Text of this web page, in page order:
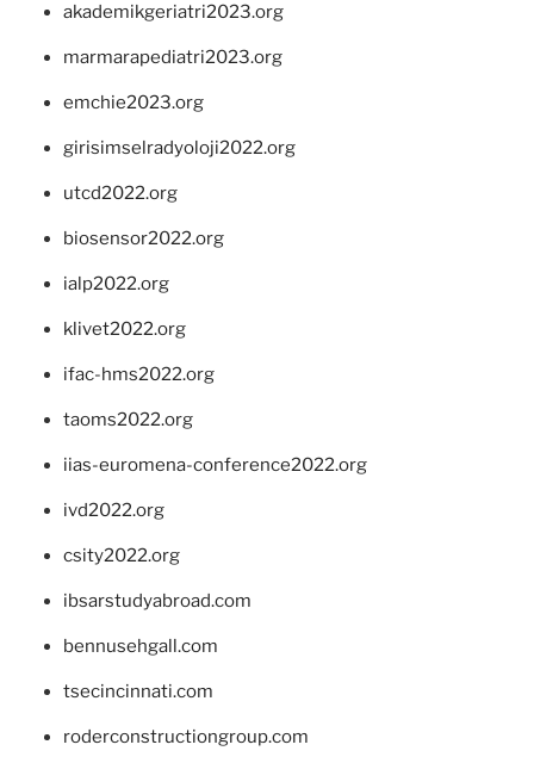
akademikgeriatri2023.org
marmarapediatri2023.org
emchie2023.org
girisimselradyoloji2022.org
utcd2022.org
biosensor2022.org
ialp2022.org
klivet2022.org
ifac-hms2022.org
taoms2022.org
iias-euromena-conference2022.org
ivd2022.org
csity2022.org
ibsarstudyabroad.com
bennusehgall.com
tsecincinnati.com
roderconstructiongroup.com